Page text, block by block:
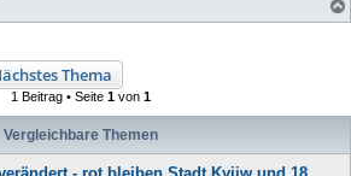
Thema
1 Beitrag • Seite 1 von 1
Vergleichbare Themen